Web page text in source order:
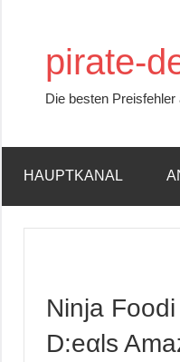
springenpirate-
Die besten
HAUPTKANAL
Ninja
D:еαls